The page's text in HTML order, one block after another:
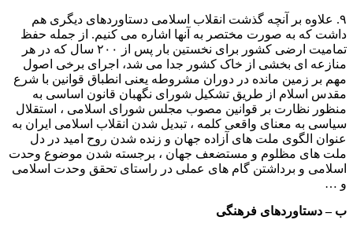
۹. علاوه بر آنچه گذشت انقلاب اسلامی دستاوردهای دیگری هم
داشت که به صورت مختصر به آنها اشاره می کنیم. از جمله حفظ
تمامیت ارضی کشور برای نخستین بار پس از ۲۰۰ سال که در هر
منازعه ای بخشی از خاک کشور جدا می شد، اجرای برخی اصول
مهم بر زمین مانده در دوران مشروطه یعنی انطباق قوانین با شرع
مقدس اسلام از طریق تشکیل شورای نگهبان قانون اساسی به
منظور نظارت بر قوانین مصوب مجلس شورای اسلامی ، استقلال
سیاسی به معنای واقعی کلمه ، تبدیل شدن انقلاب اسلامی ایران به
عنوان الگوی ملت های آزاده جهان و زنده شدن روح امید در دل
ملت های مظلوم و مستضعف جهان ، برجسته شدن موضوع وحدت
اسلامی و برداشتن گام های عملی در راستای تحقق وحدت اسلامی
و …
ب – دستاوردهای فرهنگی